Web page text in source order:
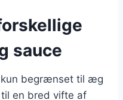
sauce
kun begrænset til æg
en bred vifte af